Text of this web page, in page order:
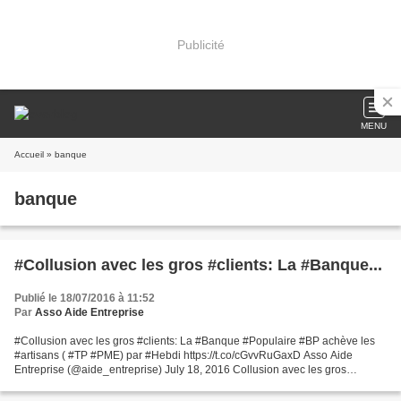
Publicité
MENU
Accueil » banque
banque
#Collusion avec les gros #clients: La #Banque...
Publié le 18/07/2016 à 11:52
Par Asso Aide Entreprise
#Collusion avec les gros #clients: La #Banque #Populaire #BP achève les
#artisans ( #TP #PME) par #Hebdi https://t.co/cGvvRuGaxD Asso Aide
Entreprise (@aide_entreprise) July 18, 2016 Collusion avec les gros